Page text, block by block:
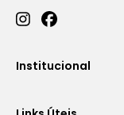
Institucional